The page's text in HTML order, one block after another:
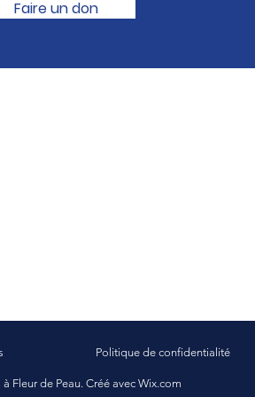
Faire un don
Politique de confidentialité
Fleur de Peau. Créé avec Wix.com